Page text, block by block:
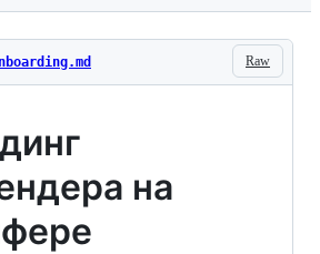
Raw
на